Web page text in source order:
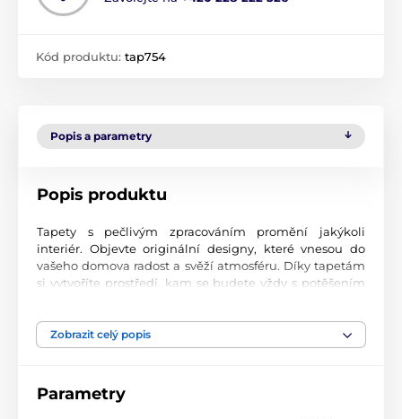
Kód produktu: tap754
Popis a parametry
Popis produktu
Tapety s pečlivým zpracováním promění jakýkoli
interiér. Objevte originální designy, které vnesou do
vašeho domova radost a svěží atmosféru. Díky tapetám
si vytvoříte prostředí, kam se budete vždy s potěšením
Špičková kvalita tisku
silný prvek místnosti. Jsou vytištěny na vysoce kvalitní
Zobrazit celý popis
Parametry